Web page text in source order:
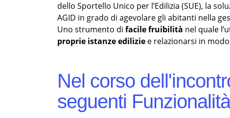
dello Sportello Unico per l’Edilizia (SUE), la
AGID in grado di agevolare gli abitanti nella
Uno strumento di facile fruibilità nel quale
proprie istanze edilizie e relazionarsi in modo
Nel corso
seguenti Funzionalità